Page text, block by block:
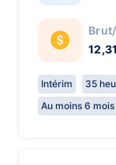
Intérim
35
Au moins 6